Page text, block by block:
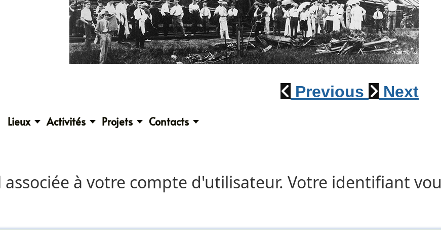
Previous Next
Lieux Activités Projets Contacts
associée à votre compte d'utilisateur. Votre identifiant